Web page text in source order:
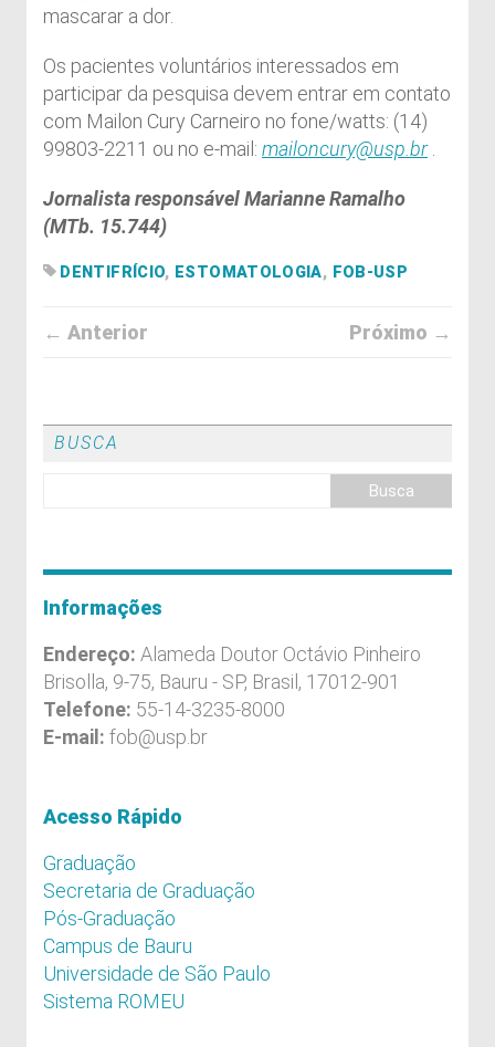
mascarar a dor.
Os pacientes voluntários interessados em
participar da pesquisa devem entrar em contato
com Mailon Cury Carneiro no fone/watts: (14)
99803-2211 ou no e-mail: mailoncury@usp.br.
Jornalista responsável Marianne Ramalho
(MTb. 15.744)
DENTIFRÍCIO, ESTOMATOLOGIA, FOB-USP
← Anterior Próximo →
BUSCA
Informações
Endereço: Alameda Doutor Octávio Pinheiro
Brisolla, 9-75, Bauru - SP, Brasil, 17012-901
Telefone: 55-14-3235-8000
E-mail: fob@usp.br
Acesso Rápido
Graduação
Secretaria de Graduação
Pós-Graduação
Campus de Bauru
Universidade de São Paulo
Sistema ROMEU